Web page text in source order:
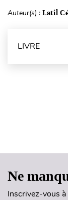
Auteur(s) : Latil
LIVRE
Ne
Inscrivez-vous